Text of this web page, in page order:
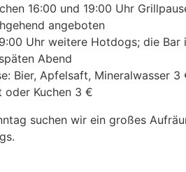
16:00 und 19:00 Uhr
angeboten
Uhr weitere Hotdogs; die
Abend
Bier, Apfelsaft, Mineralwasser
oder Kuchen 3 €
suchen wir ein großes